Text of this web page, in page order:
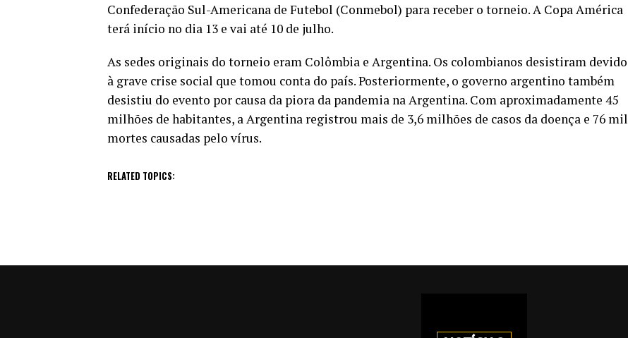
Confederação Sul-Americana de Futebol (Conmebol) para receber o torneio. A Copa América
terá início no dia 13 e vai até 10 de julho.
As sedes originais do torneio eram Colômbia e Argentina. Os colombianos desistiram devido
à grave crise social que tomou conta do país. Posteriormente, o governo argentino também
desistiu do evento por causa da piora da pandemia na Argentina. Com aproximadamente 45
milhões de habitantes, a Argentina registrou mais de 3,6 milhões de casos da doença e 76 mil
mortes causadas pelo vírus.
RELATED TOPICS: